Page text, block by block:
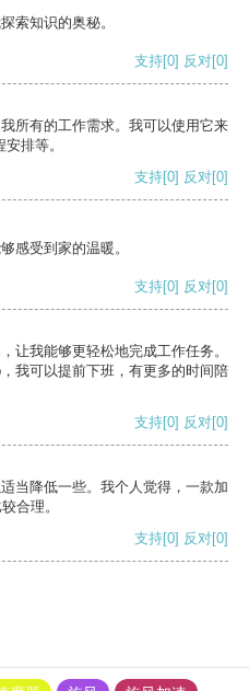
索知识的奥秘。
支持[0] 反对[0]
所有的工作需求。我可以使用它来
排等。
支持[0] 反对[0]
感受到家的温暖。
支持[0] 反对[0]
让我能够更轻松地完成工作任务。
我可以提前下班，有更多的时间陪
支持[0] 反对[0]
当降低一些。我个人觉得，一款加
合理。
支持[0] 反对[0]